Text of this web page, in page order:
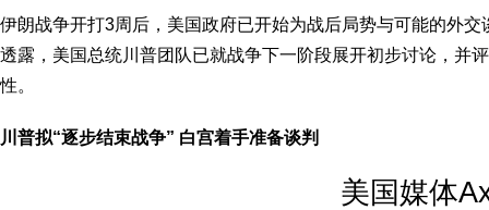
伊朗战争开打3周后，美国政府已开始为战后局势与可能的外
透露，美国总统川普团队已就战争下一阶段展开初步讨论，并
性。
川普拟“逐步结束战争” 白宫着手准备谈判
美国媒体